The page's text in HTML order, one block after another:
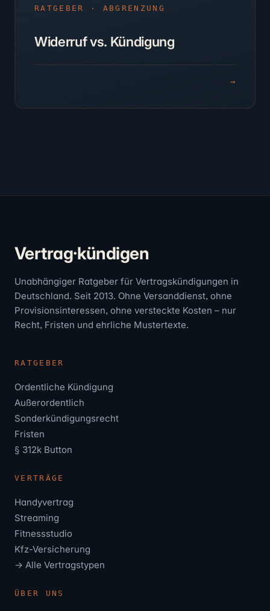
RATGEBER · ABGRENZUNG
Widerruf vs. Kündigung
→
Vertrag·kündigen
Unabhängiger Ratgeber für Vertragskündigungen in
Deutschland. Seit 2013. Ohne Versanddienst, ohne
Provisionsinteressen, ohne versteckte Kosten – nur
Recht, Fristen und ehrliche Mustertexte.
RATGEBER
Ordentliche Kündigung
Außerordentlich
Sonderkündigungsrecht
Fristen
§ 312k Button
VERTRÄGE
Handyvertrag
Streaming
Fitnessstudio
Kfz-Versicherung
→ Alle Vertragstypen
ÜBER UNS